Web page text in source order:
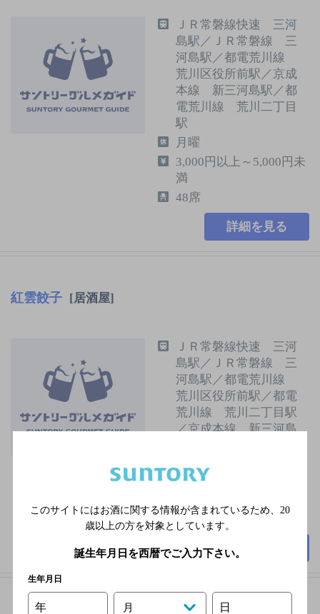
ＪＲ常磐線快速 三河
島駅／ＪＲ常磐線 三
河島駅／都電荒川線
荒川区役所前駅／京成
本線 新三河島駅／都
電荒川線 荒川二丁目
駅
月曜
3,000円以上～5,000円未
満
48席
詳細を見る
紅雲餃子 [居酒屋]
ＪＲ常磐線快速 三河
島駅／ＪＲ常磐線 三
河島駅／都電荒川線
荒川区役所前駅／都電
荒川線 荒川二丁目駅
／京成本線 新三河島
3,000円以上～5,000円未
30席
詳細を見る
このサイトにはお酒に関する情報が含まれているため、 20
歳以上の方を対象としています。
誕生年月日を西暦でご入力下さい。
生年月日
年 月 日